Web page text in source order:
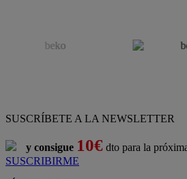
SUSCRÍBETE A LA NEWSLETTER
y consigue 10€ dto para la
SUSCRIBIRME